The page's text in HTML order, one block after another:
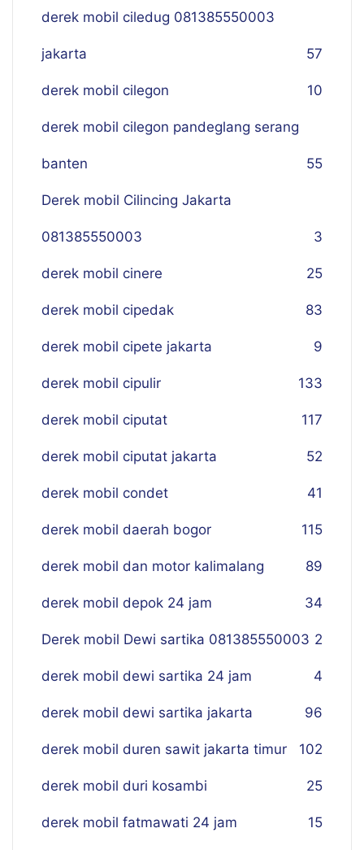
derek mobil ciledug 081385550003
jakarta 57
derek mobil cilegon 10
derek mobil cilegon pandeglang serang
banten 55
Derek mobil Cilincing Jakarta
081385550003 3
derek mobil cinere 25
derek mobil cipedak 83
derek mobil cipete jakarta 9
derek mobil cipulir 133
derek mobil ciputat 117
derek mobil ciputat jakarta 52
derek mobil condet 41
derek mobil daerah bogor 115
derek mobil dan motor kalimalang 89
derek mobil depok 24 jam 34
Derek mobil Dewi sartika 081385550003 2
derek mobil dewi sartika 24 jam 4
derek mobil dewi sartika jakarta 96
derek mobil duren sawit jakarta timur 102
derek mobil duri kosambi 25
derek mobil fatmawati 24 jam 15